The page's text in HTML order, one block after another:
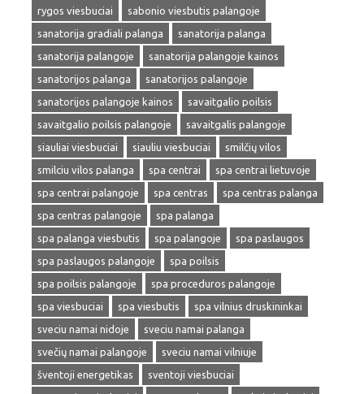
rygos viesbuciai
sabonio viesbutis palangoje
sanatorija gradiali palanga
sanatorija palanga
sanatorija palangoje
sanatorija palangoje kainos
sanatorijos palanga
sanatorijos palangoje
sanatorijos palangoje kainos
savaitgalio poilsis
savaitgalio poilsis palangoje
savaitgalis palangoje
siauliai viesbuciai
siauliu viesbuciai
smilčių vilos
smilciu vilos palanga
spa centrai
spa centrai lietuvoje
spa centrai palangoje
spa centras
spa centras palanga
spa centras palangoje
spa palanga
spa palanga viesbutis
spa palangoje
spa paslaugos
spa paslaugos palangoje
spa poilsis
spa poilsis palangoje
spa proceduros palangoje
spa viesbuciai
spa viesbutis
spa vilnius druskininkai
sveciu namai nidoje
sveciu namai palanga
svečių namai palangoje
sveciu namai vilniuje
šventoji energetikas
sventoji viesbuciai